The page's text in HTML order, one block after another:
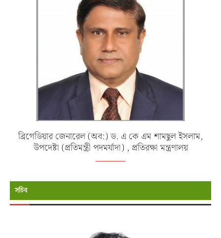
ব্রিগেডিয়ার জেনারেল (অব:) ড. এ কে এম শামছুল ইসলাম,
উপদেষ্টা (প্রতিমন্ত্রী পদমর্যাদা) , প্রতিরক্ষা মন্ত্রণালয়
সচিব